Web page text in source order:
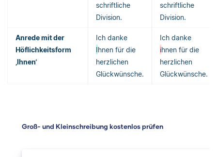
schriftliche
Division.
schriftliche
Division.
Anrede mit der
Höflichkeitsform
‚Ihnen‘
Ich danke
Ihnen für die
herzlichen
Glückwünsche.
Ich danke
ihnen für die
herzlichen
Glückwünsche.
Groß- und Kleinschreibung kostenlos prüfen